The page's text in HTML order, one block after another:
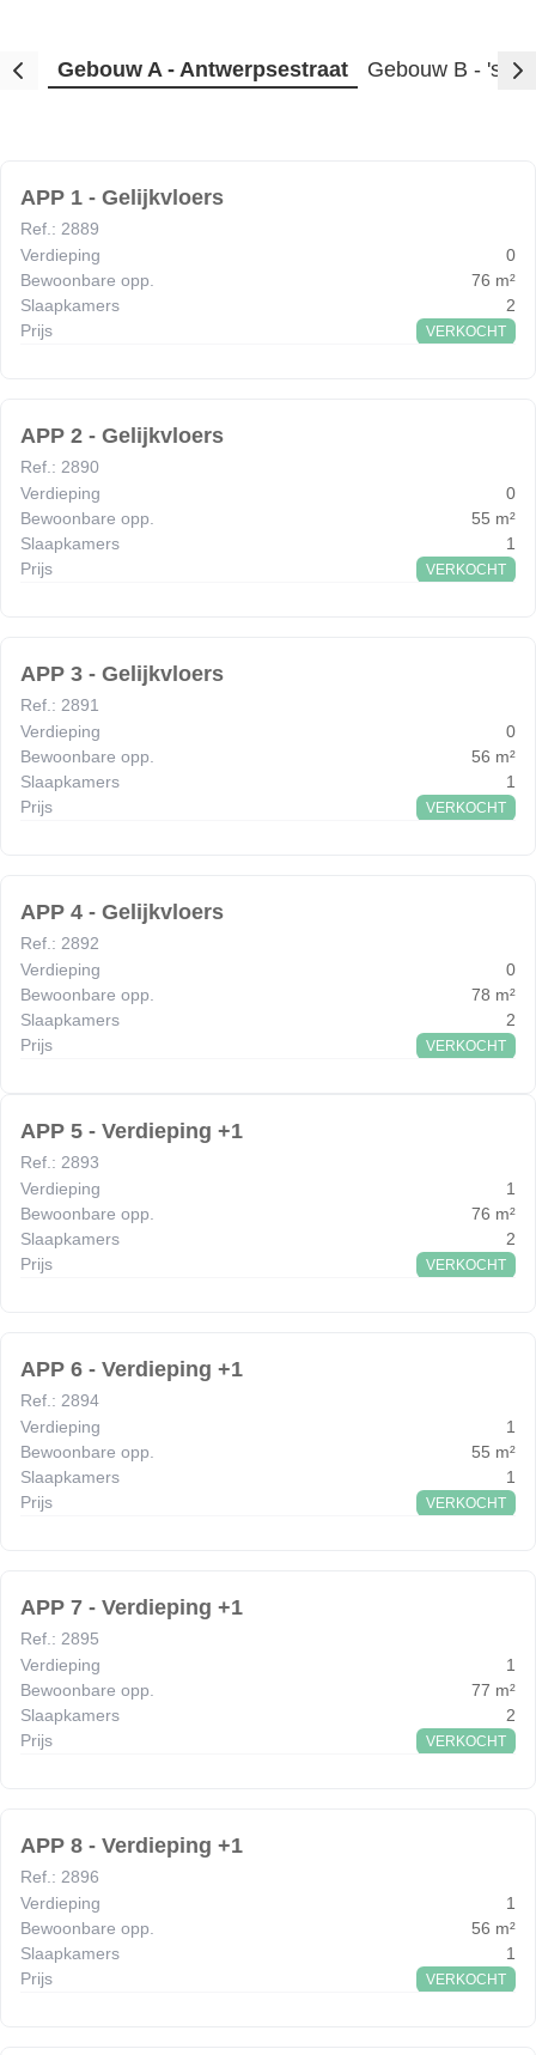
Gebouw A - Antwerpsestraat Gebouw B - 's
APP 1 - Gelijkvloers
Ref. : 2889
Verdieping
0
Bewoonbare opp.
76 m²
Slaapkamers
2
Prijs
VERKOCHT
APP 2 - Gelijkvloers
Ref. : 2890
Verdieping
0
Bewoonbare opp.
55 m²
Slaapkamers
1
Prijs
VERKOCHT
APP 3 - Gelijkvloers
Ref. : 2891
Verdieping
0
Bewoonbare opp.
56 m²
Slaapkamers
1
Prijs
VERKOCHT
APP 4 - Gelijkvloers
Ref. : 2892
Verdieping
0
Bewoonbare opp.
78 m²
Slaapkamers
2
Prijs
VERKOCHT
APP 5 - Verdieping +1
Ref. : 2893
Verdieping
1
Bewoonbare opp.
76 m²
Slaapkamers
2
Prijs
VERKOCHT
APP 6 - Verdieping +1
Ref. : 2894
Verdieping
1
Bewoonbare opp.
55 m²
Slaapkamers
1
Prijs
VERKOCHT
APP 7 - Verdieping +1
Ref. : 2895
Verdieping
1
Bewoonbare opp.
77 m²
Slaapkamers
2
Prijs
VERKOCHT
APP 8 - Verdieping +1
Ref. : 2896
Verdieping
1
Bewoonbare opp.
56 m²
Slaapkamers
1
Prijs
VERKOCHT